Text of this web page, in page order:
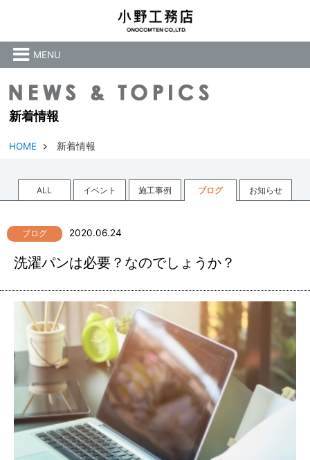
MENU
新着情報
HOME 新着情報
ALL イベント 施工事例 ブログ お知らせ
ブログ 2020.06.24
洗濯パンは必要？なのでしょうか？